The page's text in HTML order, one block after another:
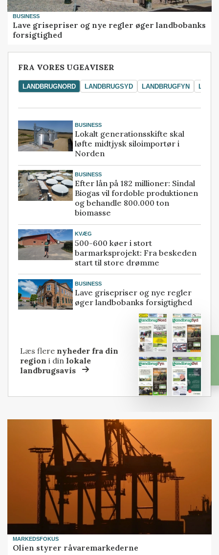
BUSINESS
Lave grisepriser og nye regler øger landbobanks
forsigtighed
FRA VORES UGEAVISER
LANDBRUGNORD LANDBRUGSYD LANDBRUGFYN
BUSINESS
Lokalt generationsskifte skal
løfte midtjysk siloimportør i
Norden
BUSINESS
Efter lån på 182 millioner: Sindal
Biogas vil fordoble produktionen
og behandle 800.000 ton
biomasse
KVÆG
500-600 køer i stort
barmarksprojekt: Fra beskeden
start til store drømme
BUSINESS
Lave grisepriser og nye regler
øger landbobanks forsigtighed
Læs flere nyheder fra din
region i dinlokale
landbrugsavis
MARKEDSFOKUS
Olien styrer råvaremarkederne